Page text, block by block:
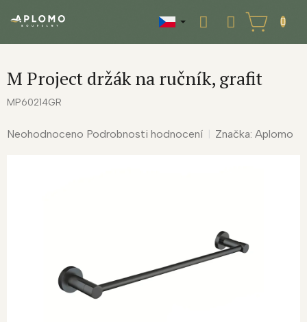
NÁKUPNÍ
KOŠÍK
M Project držák na ručník, grafit
MP60214GR
Průměrné
Neohodnoceno Podrobnosti hodnocení Značka: Aplomo